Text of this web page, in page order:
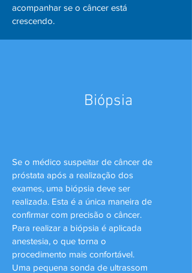
acompanhar se o câncer está
crescendo.
Biópsia
Se o médico suspeitar de câncer de
próstata após a realização dos
exames, uma biópsia deve ser
realizada. Esta é a única maneira de
confirmar com precisão o câncer.
Para realizar a biópsia é aplicada
anestesia, o que torna o
procedimento mais confortável.
Uma pequena sonda de ultrassom